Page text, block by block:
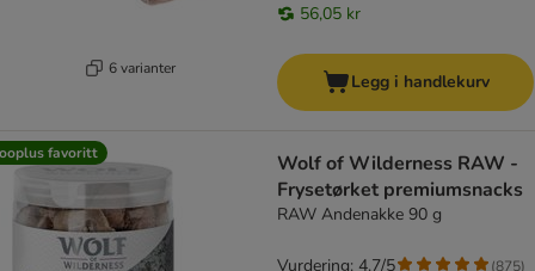
6 varianter
56,05 kr
Legg i handlekurv
favoritt
Wolf of Wilderness RAW -
Frysetørket premiumsnacks
RAW Andenakke 90 g
Vurdering: 4.7/5 (875)